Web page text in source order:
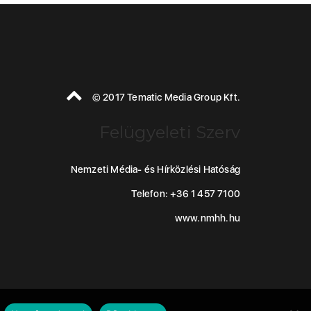
© 2017 Tematic Media Group Kft.
Felügyeleti Szerv
Nemzeti Média- és Hírközlési Hatóság
Telefon: +36 1 457 7100
www.nmhh.hu